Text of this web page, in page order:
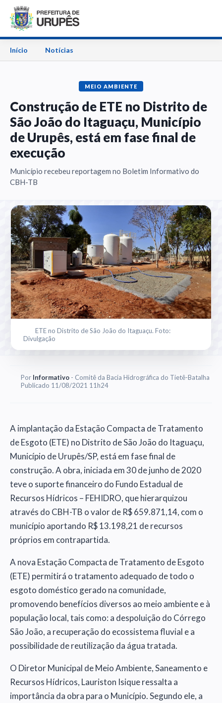
Início Notícias
MEIO AMBIENTE
Construção de ETE no Distrito de
São João do Itaguaçu, Município
de Urupês, está em fase final de
execução
Município recebeu reportagem no Boletim Informativo do
CBH-TB
ETE no Distrito de São João do Itaguaçu. Foto:
Divulgação
Por Informativo- Comitê da Bacia Hidrográfica do Tietê-Batalha
Publicado 11/08/2021 11h24
A implantação da Estação Compacta de Tratamento
de Esgoto (ETE) no Distrito de São João do Itaguaçu,
Município de Urupês/SP, está em fase final de
construção. A obra, iniciada em 30 de junho de 2020
teve o suporte financeiro do Fundo Estadual de
Recursos Hídricos – FEHIDRO, que hierarquizou
através do CBH-TB o valor de R$ 659.871,14, com o
município aportando R$ 13.198,21 de recursos
próprios em contrapartida.
A nova Estação Compacta de Tratamento de Esgoto
(ETE) permitirá o tratamento adequado de todo o
esgoto doméstico gerado na comunidade,
promovendo benefícios diversos ao meio ambiente e à
população local, tais como: a despoluição do Córrego
São João, a recuperação do ecossistema fluvial e a
possibilidade de reutilização da água tratada.
O Diretor Municipal de Meio Ambiente, Saneamento e
Recursos Hídricos, Lauriston Isique ressalta a
importância da obra para o Município. Segundo ele, a